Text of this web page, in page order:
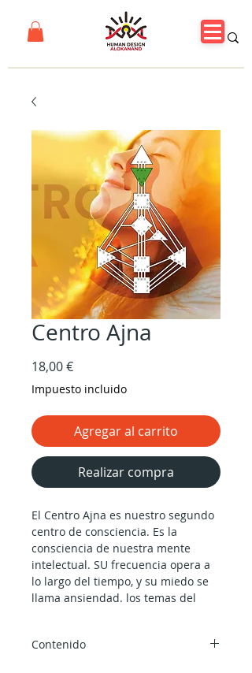
Centro Ajna
18,00 €Precio
Impuesto incluido
Agregar al carrito
Realizar compra
El Centro Ajna es nuestro segundo
centro de consciencia. Es la
consciencia de nuestra mente
intelectual. SU frecuencia opera a
lo largo del tiempo, y su miedo se
llama ansiendad. los temas del
atributo biológico son las glándulas
Contenido